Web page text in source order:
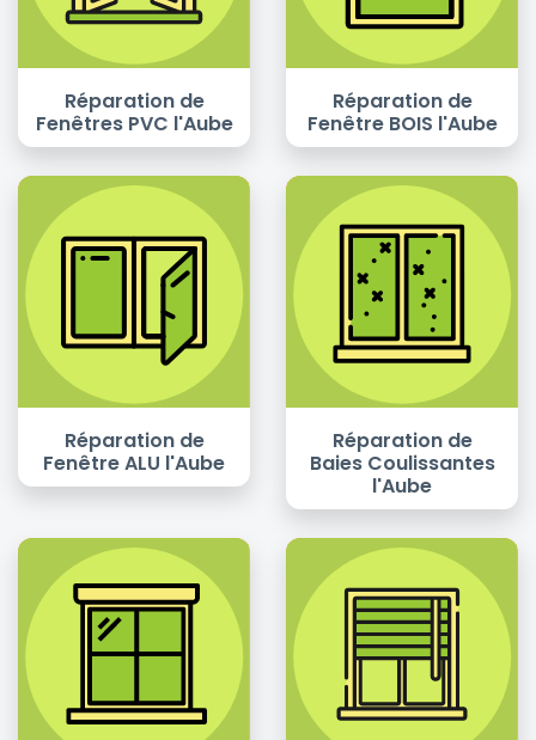
Réparation de
Fenêtres PVC l'Aube
Réparation de
Fenêtre BOIS l'Aube
Réparation de
Fenêtre ALU l'Aube
Réparation de
Baies Coulissantes
l'Aube